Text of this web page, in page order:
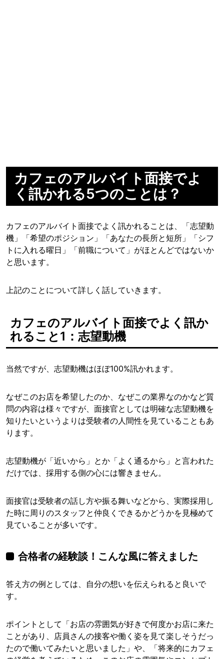
カフェのアルバイト面接でよ
く訊かれる5つのことは？
カフェのアルバイト面接でよく訊かれることは、「志望動
機」「希望のポジション」「あなたの長所と短所」「シフ
トに入れる曜日」「前職について」がほとんどではないか
と思います。
上記のことについて詳しく話していきます。
カフェのアルバイト面接でよく訊か
れること1：志望動機
当然ですが、志望動機はほぼ100%訊かれます。
なぜこのお店を希望したのか、なぜこの業界なのかなど質
問の内容は様々ですが、面接官としては明確な志望動機を
知りたいというよりは受験者の人間性を見ていることもあ
ります。
志望動機が「近いから」とか「よく通るから」と言われた
だけでは、採用する側の心には響きません。
面接官は受験者の話し方や振る舞いなどから、実際採用し
た時に周りのスタッフと仲良くできるかどうかを見極めて
見ていることが多いです。
合格者の経験談！こんな風に答えました
答え方の例としては、自分の想いを伝えられると良いで
す。
ポイントとして「お店の雰囲気が好きで何度かお店に来た
ことがあり、店員さんの接客や働く姿を見て楽しそうだっ
たので働いてみたいと思いました」や、「将来的にカフェ